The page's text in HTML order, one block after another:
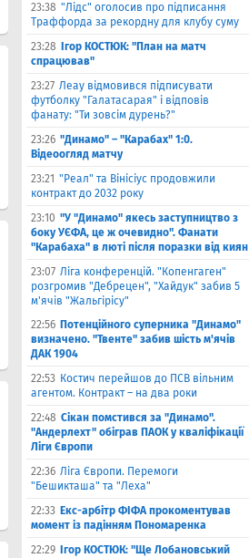
23:38 "Лідс" оголосив про підписання
Траффорда за рекордну для клубу суму
23:28
Ігор КОСТЮК: "План на матч
спрацював"
23:27 Леау відмовився підписувати
футболку "Галатасарая" і відповів
фанату: "Ти зовсім дурень?"
23:26 "Динамо" – "Карабах" 1:0.
Відеоогляд матчу
23:21 "Реал" та Вінісіус продовжили
контракт до 2032 року
23:10 "У "Динамо" якесь заступництво з
боку УЄФА, це ж очевидно". Фанати
"Карабаха" в люті після поразки від киян
23:07 Ліга конференцій. "Копенгаген"
розгромив "Дебрецен", "Хайдук" забив 5
м'ячів "Жальгірісу"
22:56 Потенційного суперника "Динамо"
визначено. "Твенте" забив шість м'ячів
ДАК 1904
22:53 Костич перейшов до ПСВ вільним
агентом. Контракт – на два роки
22:48 Сікан помстився за "Динамо".
"Андерлехт" обіграв ПАОК у кваліфікації
Ліги Європи
22:36 Ліга Європи. Перемоги
"Бешикташа" та "Леха"
22:33 Екс-арбітр ФІФА прокоментував
момент із падінням Пономаренка
22:29
Ігор КОСТЮК: "Ще Лобановський